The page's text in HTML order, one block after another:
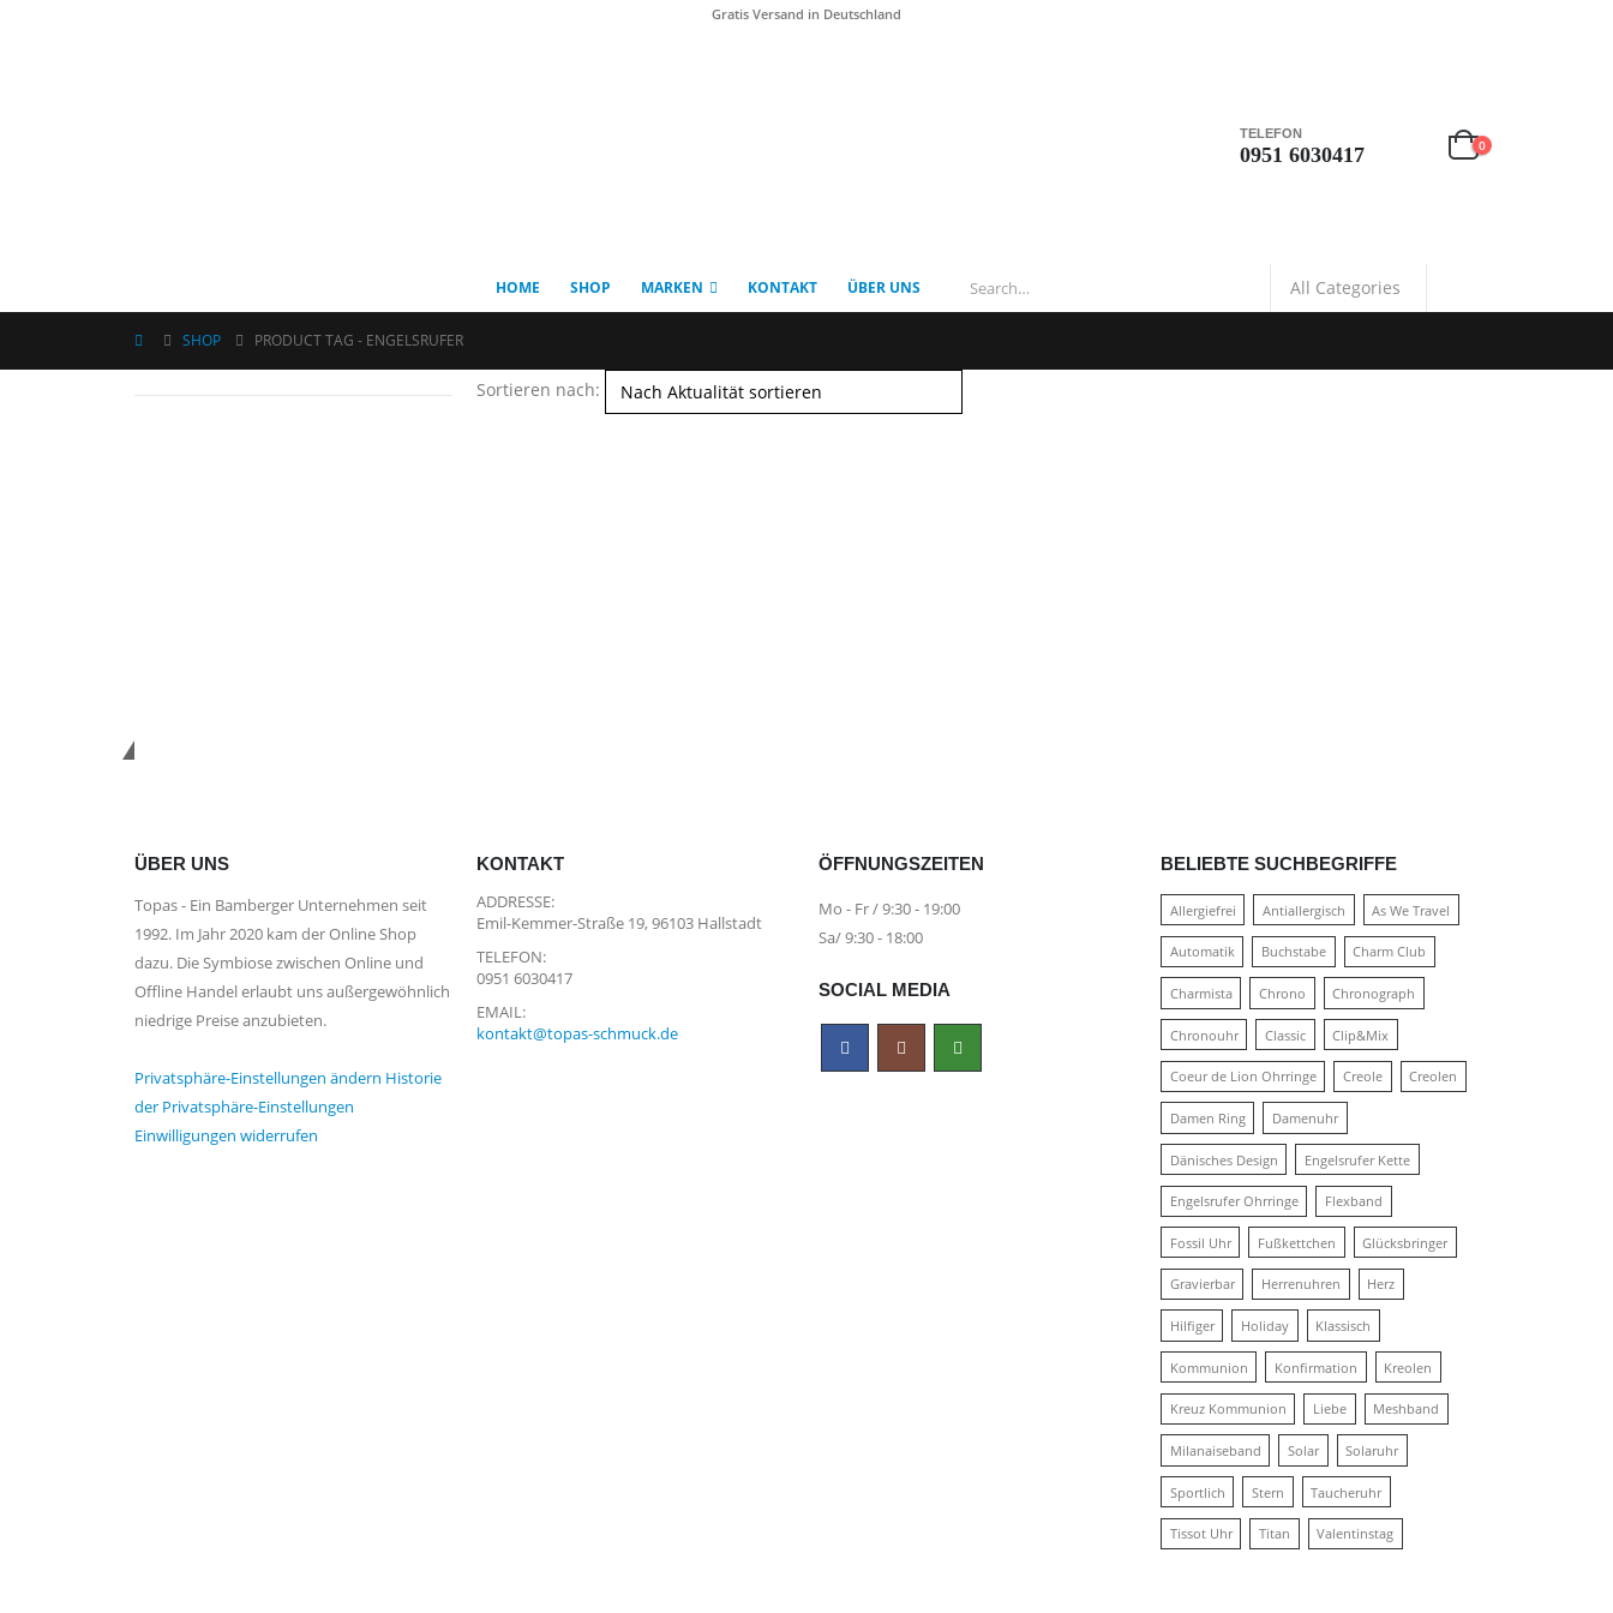
Gratis Versand in Deutschland
TELEFON
0951 6030417 0
HOME SHOP MARKEN KONTAKT ÜBER UNS
SHOP PRODUCT TAG - ENGELSRUFER
Sortieren nach:
ÜBER UNS
Topas - Ein Bamberger Unternehmen seit
1992. Im Jahr 2020 kam der Online Shop
dazu. Die Symbiose zwischen Online und
Offline Handel erlaubt uns außergewöhnlich
niedrige Preise anzubieten.
Privatsphäre-Einstellungen ändern Historie
der Privatsphäre-Einstellungen
Einwilligungen widerrufen
KONTAKT
ADDRESSE:
Emil-Kemmer-Straße 19, 96103 Hallstadt
TELEFON:
0951 6030417
EMAIL:
kontakt@topas-schmuck.de
ÖFFNUNGSZEITEN
Mo - Fr / 9:30 - 19:00
Sa/ 9:30 - 18:00
SOCIAL MEDIA
BELIEBTE SUCHBEGRIFFE
Allergiefrei Antiallergisch As We Travel
Automatik Buchstabe Charm Club
Charmista Chrono Chronograph
Chronouhr Classic Clip&Mix
Coeur de Lion Ohrringe Creole Creolen
Damen Ring Damenuhr
Dänisches Design Engelsrufer Kette
Engelsrufer Ohrringe Flexband
Fossil Uhr Fußkettchen Glücksbringer
Gravierbar Herrenuhren Herz
Hilfiger Holiday Klassisch
Kommunion Konfirmation Kreolen
Kreuz Kommunion Liebe Meshband
Milanaiseband Solar Solaruhr
Sportlich Stern Taucheruhr
Tissot Uhr Titan Valentinstag